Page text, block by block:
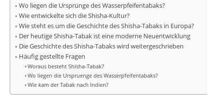
Wo liegen die Ursprünge des Wasserpfeifentabaks?
Wie entwickelte sich die Shisha-Kultur?
Wie steht es um die Geschichte des Shisha-Tabaks in Europa?
Der heutige Shisha-Tabak ist eine moderne Neuentwicklung
Die Geschichte des Shisha-Tabaks wird weitergeschrieben
Häufig gestellte Fragen
Woraus besteht Shisha-Tabak?
Wo liegen die Urspruenge des Wasserpfeifentabaks?
Wie kam der Tabak nach Indien?